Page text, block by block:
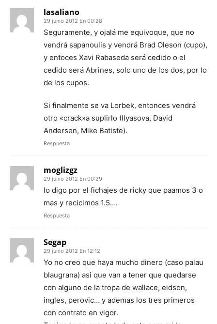
lasaliano
29 junio 2012 En 00:28
Seguramente, y ojalá me equivoque, que no
vendrá sapanoulis y vendrá Brad Oleson (cupo),
y entoces Xavi Rabaseda será cedido o el
cedido será Abrines, solo uno de los dos, por lo
de los cupos.
Si finalmente se va Lorbek, entonces vendrá
otro «crack»a suplirlo (Ilyasova, David
Andersen, Mike Batiste).
Respuesta
moglizgz
29 junio 2012 En 00:29
lo digo por el fichajes de ricky que paamos 3 o
mas y recicimos 1.5….
Respuesta
Segap
29 junio 2012 En 12:12
Yo no creo que haya mucho dinero (caso palau
blaugrana) asi que van a tener que quedarse
con alguno de la tropa de wallace, eidson,
ingles, perovic… y ademas los tres primeros
con contrato en vigor.